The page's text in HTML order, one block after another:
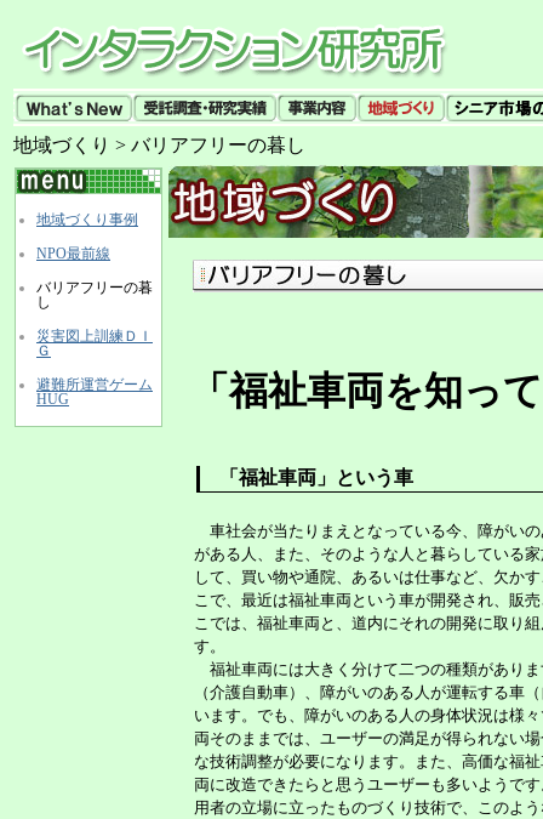
地域づくり > バリアフリーの暮し
地域づくり事例
NPO最前線
バリアフリーの暮
し
災害図上訓練ＤＩ
Ｇ
避難所運営ゲーム
HUG
「福祉車両を知っ
「福祉車両」という車
車社会が当たりまえとなっている今、障がい
がある人、また、そのような人と暮らしている
して、買い物や通院、あるいは仕事など、欠か
こで、最近は福祉車両という車が開発され、販
こでは、福祉車両と、道内にそれの開発に取り
す。
福祉車両には大きく分けて二つの種類があり
（介護自動車）、障がいのある人が運転する車
います。でも、障がいのある人の身体状況は様
両そのままでは、ユーザーの満足が得られない
な技術調整が必要になります。また、高価な福
両に改造できたらと思うユーザーも多いようで
用者の立場に立ったものづくり技術で、このよ